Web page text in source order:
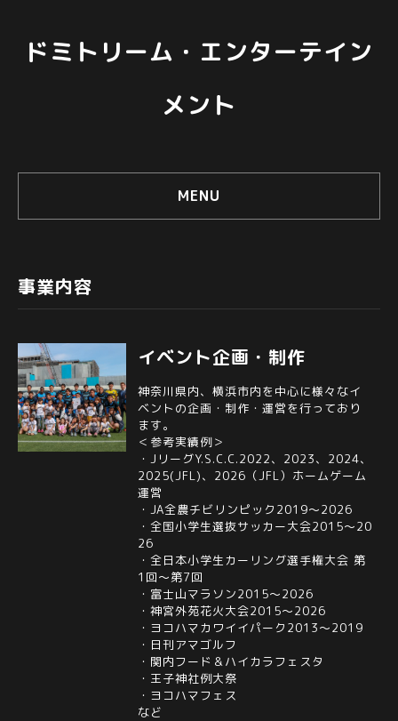
ドミトリーム・エンターテイン
メント
MENU
事業内容
イベント企画・制作
神奈川県内、横浜市内を中心に様々なイ
ベントの企画・制作・運営を行っており
ます。
＜参考実績例＞
・JリーグY.S.C.C.2022、2023、2024、
2025(JFL)、2026（JFL）ホームゲーム
運営
・JA全農チビリンピック2019～2026
・全国小学生選抜サッカー大会2015～20
26
・全日本小学生カーリング選手権大会 第
1回～第7回
・富士山マラソン2015～2026
・神宮外苑花火大会2015～2026
・ヨコハマカワイイパーク2013～2019
・日刊アマゴルフ
・関内フード＆ハイカラフェスタ
・王子神社例大祭
・ヨコハマフェス
など